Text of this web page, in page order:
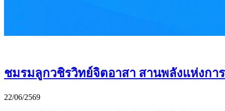
ชมรมลูกวชิรวิทย์จิตอาสา สานพลังแห่งกา
22/06/2569